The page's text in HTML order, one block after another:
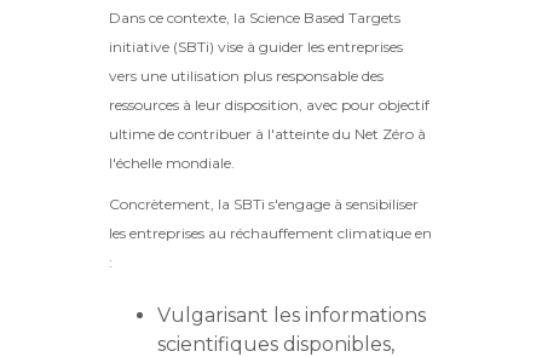
Dans ce contexte, la Science Based Targets
initiative (SBTi) vise à guider les entreprises
vers une utilisation plus responsable des
ressources à leur disposition, avec pour objectif
ultime de contribuer à l'atteinte du Net Zéro à
l'échelle mondiale.
Concrètement, la SBTi s'engage à sensibiliser
les entreprises au réchauffement climatique en
:
Vulgarisant les informations
scientifiques disponibles,